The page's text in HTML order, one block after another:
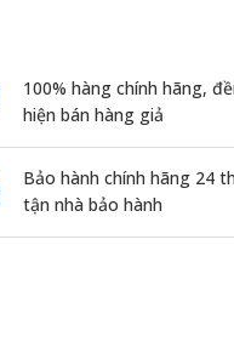
100% hàng chính hãng,
hiện bán hàng giả
Bảo hành chính hãng 24
tận nhà bảo hành